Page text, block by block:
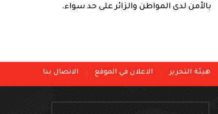
بالأمن لدى المواطن والزائر على حد سواء.
هيئة التحرير الاعلان في الموقع الاتصال بنا